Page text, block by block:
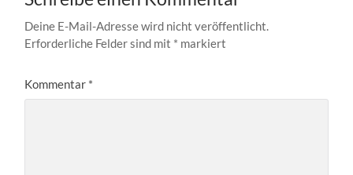
Deine E-Mail-Adresse wird nicht veröffentlicht.
Erforderliche Felder sind mit * markiert
Kommentar *